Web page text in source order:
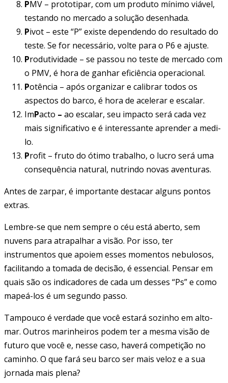
PMV – prototipar, com um produto mínimo viável,
testando no mercado a solução desenhada.
Pivot – este “P” existe dependendo do resultado do
teste. Se for necessário, volte para o P6 e ajuste.
Produtividade – se passou no teste de mercado com
o PMV, é hora de ganhar eficiência operacional.
Potência – após organizar e calibrar todos os
aspectos do barco, é hora de acelerar e escalar.
ImPacto – ao escalar, seu impacto será cada vez
mais significativo e é interessante aprender a medi-
lo.
Profit – fruto do ótimo trabalho, o lucro será uma
consequência natural, nutrindo novas aventuras.
Antes de zarpar, é importante destacar alguns pontos
extras.
Lembre-se que nem sempre o céu está aberto, sem
nuvens para atrapalhar a visão. Por isso, ter
instrumentos que apoiem esses momentos nebulosos,
facilitando a tomada de decisão, é essencial. Pensar em
quais são os indicadores de cada um desses “Ps” e como
mapeá-los é um segundo passo.
Tampouco é verdade que você estará sozinho em alto-
mar. Outros marinheiros podem ter a mesma visão de
futuro que você e, nesse caso, haverá competição no
caminho. O que fará seu barco ser mais veloz e a sua
jornada mais plena?